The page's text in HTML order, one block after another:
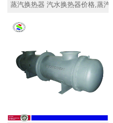
蒸汽换热器 汽水换热器价格,蒸